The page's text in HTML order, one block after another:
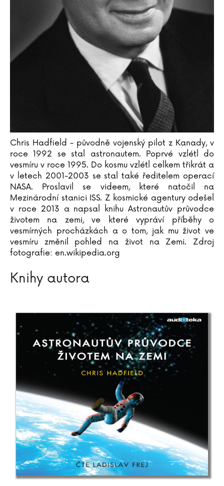
Ľubica Hroncová
Vanda Hybnerová
Chris Hadfield - původně vojenský pilot z Kanady, v
roce 1992 se stal astronautem. Poprvé vzlétl do
vesmíru v roce 1995. Do kosmu vzlétl celkem třikrát a
v letech 2001-2003 se stal také ředitelem operací
NASA. Proslavil se videem, které natočil na
Mezinárodní stanici ISS. Z kosmické agentury odešel
v roce 2013 a napsal knihu Astronautův průvodce
životem na zemi, ve které vypráví příběhy o
vesmírných procházkách a o tom, jak mu život ve
vesmíru změnil pohled na život na Zemi. Zdroj
fotografie: en.wikipedia.org
Knihy autora